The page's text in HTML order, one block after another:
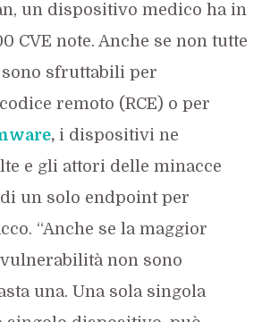
un dispositivo medico ha in
CVE note. Anche se non tutte
sfruttabili per
remoto (RCE) o per
,i dispositivi ne
e gli attori delle minacce
un solo endpoint per
“Anche se la maggior
non sono
una. Una sola singola